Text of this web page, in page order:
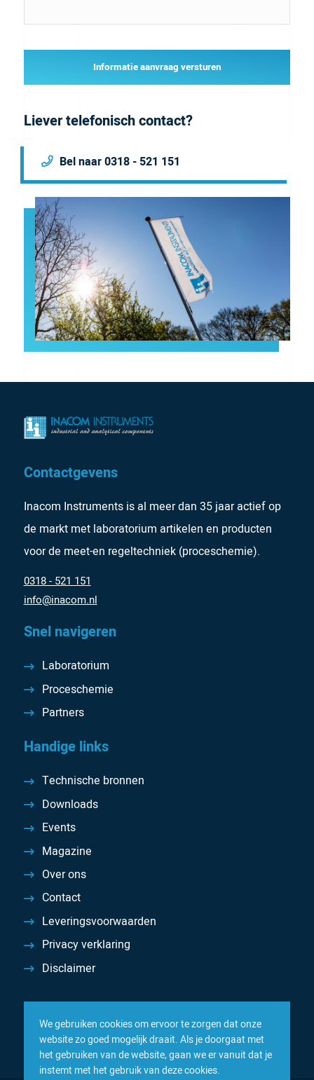
Informatie aanvraag versturen
Liever telefonisch contact?
Bel naar 0318 - 521 151
Contactgevens
Inacom Instruments is al meer dan 35 jaar actief op
de markt met laboratorium artikelen en producten
voor de meet-en regeltechniek (proceschemie).
0318 - 521 151
info@inacom.nl
Snel navigeren
Laboratorium
Proceschemie
Partners
Handige links
Technische bronnen
Downloads
Events
Magazine
Over ons
Contact
Leveringsvoorwaarden
Privacy verklaring
Disclaimer
We gebruiken cookies om ervoor te zorgen dat onze
website zo goed mogelijk draait. Als je doorgaat met
het gebruiken van de website, gaan we er vanuit dat je
instemt met het gebruik van deze cookies.